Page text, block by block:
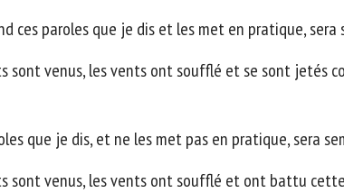
ces paroles que je dis et les met en pratique,
sont venus, les vents ont soufflé et se sont jetés
que je dis, et ne les met pas en pratique, sera
sont venus, les vents ont soufflé et ont battu